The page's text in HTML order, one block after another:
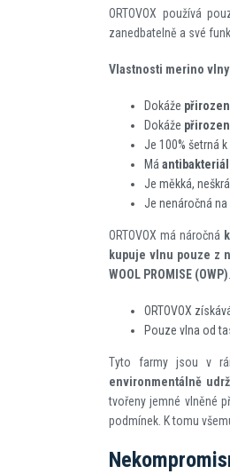
ORTOVOX používá
zanedbatelně a své
Vlastnosti merino
Dokáže
Dokáže
Je 100% šetrná
Má
Je měkká,
Je nenáročná
ORTOVOX má náročná
kupuje vlnu pouze z
WOOL PROMISE (OWP)
ORTOVOX
Pouze vlna od
Tyto farmy jsou v
environmentálně
tvořeny jemné vlněné
podmínek. K tomu